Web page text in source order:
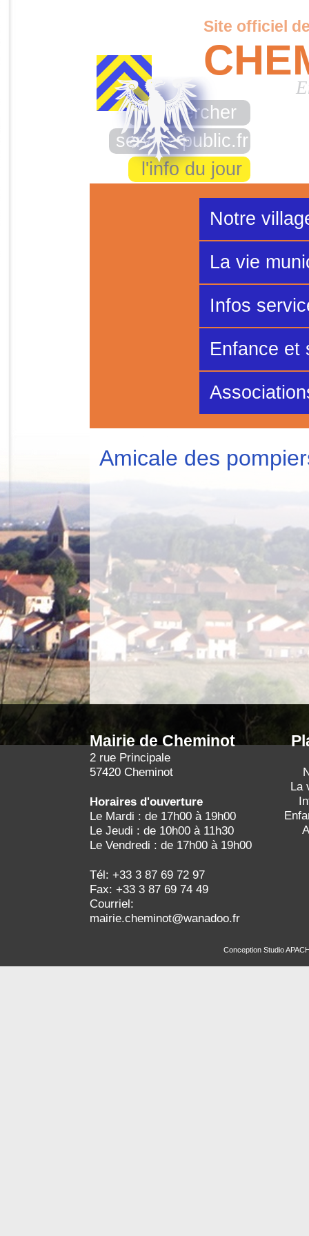
Site officiel
rechercher
service-public.fr
l'info du jour
Notre
La vie
Infos
Enfance et
Amicale des
Mairie de Cheminot
2 rue Principale
57420 Cheminot
Horaires d'ouverture
Le Mardi : de 17h00 à 19h00
Le Jeudi : de 10h00 à 11h30
Le Vendredi : de 17h00 à 19h00
Tél: +33 3 87 69 72 97
Fax: +33 3 87 69 74 49
Courriel:
mairie.cheminot@wanadoo.fr
La
Conception Studio